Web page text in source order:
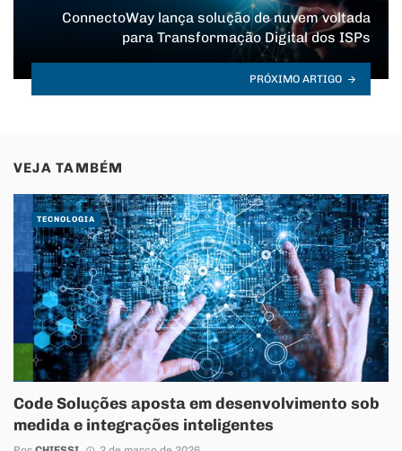
ConnectoWay lança solução de nuvem voltada
para Transformação Digital dos ISPs
PRÓXIMO ARTIGO
VEJA TAMBÉM
Code Soluções aposta em desenvolvimento sob
medida e integrações inteligentes
TECNOLOGIA